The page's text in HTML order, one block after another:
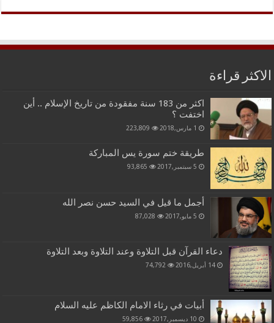
الاكثر قراءة
اكثر من 183 سنة مفقودة من تاريخ الإسلام .. أين
اختفت ؟
1 مارس,2018 223,809
طريقة ختم سورة يس المباركة
5 سبتمبر,2017 93,865
أجمل ما قيل في السيد حسن نصر الله
5 مايو,2017 87,028
دعاء القرآن قبل التلاوة وعند التلاوة وبعد التلاوة
14 أبريل,2016 74,792
أبيات في رثاء الامام الكاظم عليه السلام
10 ديسمبر,2017 59,856